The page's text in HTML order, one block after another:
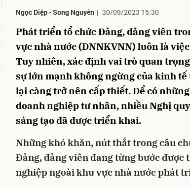
Ngọc Diệp-Song Nguyên | 30/09/2023 15:30
Phát triển tổ chức Đảng, đảng viên
vực nhà nước (DNNKVNN) luôn là
Tuy nhiên, xác định vai trò quan
sự lớn mạnh không ngừng của kinh
lại càng trở nên cấp thiết. Để có
doanh nghiệp tư nhân, nhiều Nghị
sáng tạo đã được triển khai.
Những khó khăn, nút thắt trong câu
Đảng, đảng viên đang từng bước được
nghiệp ngoài khu vực nhà nước phát